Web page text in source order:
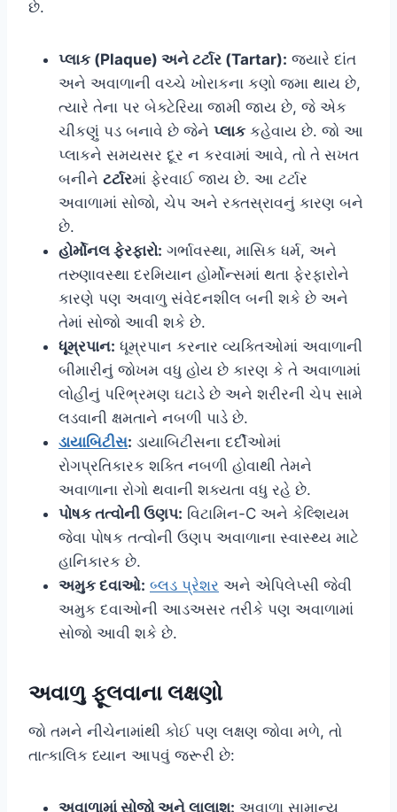
છે.
પ્લાક (Plaque) અને ટર્ટાર (Tartar): જ્યારે દાંત
અને અવાળાની વચ્ચે ખોરાકના કણો જમા થાય છે,
ત્યારે તેના પર બેક્ટેરિયા જામી જાય છે, જે એક
ચીકણું પડ બનાવે છે જેને પ્લાક કહેવાય છે. જો આ
પ્લાકને સમયસર દૂર ન કરવામાં આવે, તો તે સખત
બનીને ટર્ટારમાં ફેરવાઈ જાય છે. આ ટર્ટાર
અવાળામાં સોજો, ચેપ અને રક્તસ્રાવનું કારણ બને
છે.
હોર્મોનલ ફેરફારો: ગર્ભાવસ્થા, માસિક ધર્મ, અને
તરુણાવસ્થા દરમિયાન હોર્મોન્સમાં થતા ફેરફારોને
કારણે પણ અવાળુ સંવેદનશીલ બની શકે છે અને
તેમાં સોજો આવી શકે છે.
ધૂમ્રપાન: ધૂમ્રપાન કરનાર વ્યક્તિઓમાં અવાળાની
બીમારીનું જોખમ વધુ હોય છે કારણ કે તે અવાળામાં
લોહીનું પરિભ્રમણ ઘટાડે છે અને શરીરની ચેપ સામે
લડવાની ક્ષમતાને નબળી પાડે છે.
ડાયાબિટીસ: ડાયાબિટીસના દર્દીઓમાં
રોગપ્રતિકારક શક્તિ નબળી હોવાથી તેમને
અવાળાના રોગો થવાની શક્યતા વધુ રહે છે.
પોષક તત્વોની ઉણપ: વિટામિન-C અને કેલ્શિયમ
જેવા પોષક તત્વોની ઉણપ અવાળાના સ્વાસ્થ્ય માટે
હાનિકારક છે.
અમુક દવાઓ: બ્લડ પ્રેશર અને એપિલેપ્સી જેવી
અમુક દવાઓની આડઅસર તરીકે પણ અવાળામાં
સોજો આવી શકે છે.
અવાળુ ફૂલવાના લક્ષણો
જો તમને નીચેનામાંથી કોઈ પણ લક્ષણ જોવા મળે, તો
તાત્કાલિક ધ્યાન આપવું જરૂરી છે:
અવાળામાં સોજો અને લાલાશ: અવાળા સામાન્ય